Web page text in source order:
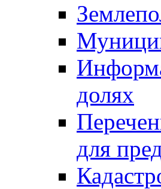
долях
для